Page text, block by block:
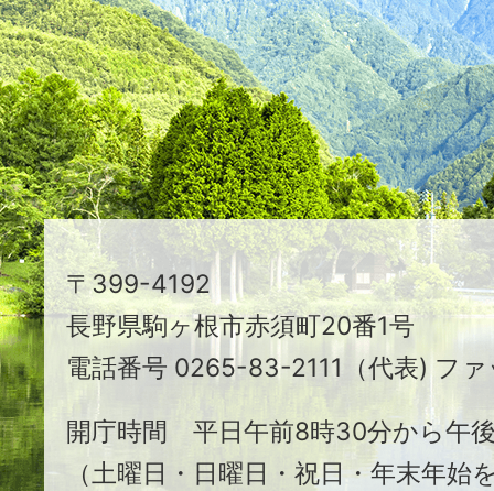
映
え
る
ま
ち
駒
ヶ
根
市
〒399-4192
長野県駒ヶ根市赤須町20番1号
電話番号 0265-83-2111（代表) フ
開庁時間 平日午前8時30分から午
（土曜日・日曜日・祝日・年末年始